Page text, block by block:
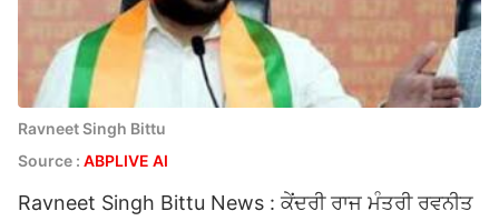
Ravneet Singh Bittu
Source : ABPLIVE AI
Ravneet Singh Bittu News : ਕੇਂਦਰੀ ਰਾਜ ਮੰਤਰੀ ਰਵਨੀਤ